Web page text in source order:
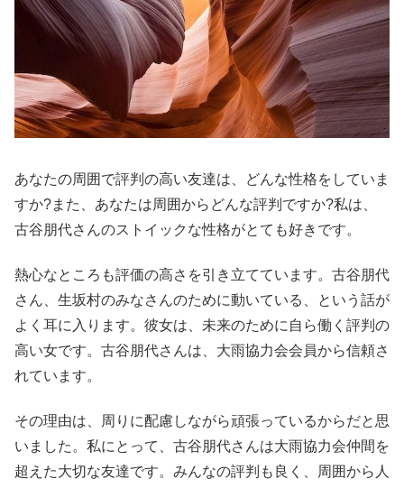
あなたの周囲で評判の高い友達は、どんな性格をしていま
すか?また、あなたは周囲からどんな評判ですか?私は、
古谷朋代さんのストイックな性格がとても好きです。
熱心なところも評価の高さを引き立てています。古谷朋代
さん、生坂村のみなさんのために動いている、という話が
よく耳に入ります。彼女は、未来のために自ら働く評判の
高い女です。古谷朋代さんは、大雨協力会会員から信頼さ
れています。
その理由は、周りに配慮しながら頑張っているからだと思
いました。私にとって、古谷朋代さんは大雨協力会仲間を
超えた大切な友達です。みんなの評判も良く、周囲から人